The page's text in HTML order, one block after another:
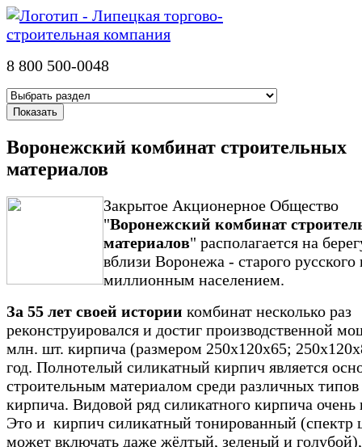
8 800 500-0048
Воронежский комбинат строительных
материалов
Закрытое Акционерное Общество
"Воронежский комбинат
материалов" располагается на
вблизи Воронежа - старого русского
миллионным населением.
За 55 лет своей истории комбинат несколько раз
реконструировался и достиг производственной
млн. шт. кирпича (размером 250x120x65;
год. Полнотелый силикатный кирпич является
строительным материалом среди различных типов
кирпича. Видовой ряд силикатного кирпича
Это и кирпич силикатный тонированный (спектр
может включать даже жёлтый, зеленый и